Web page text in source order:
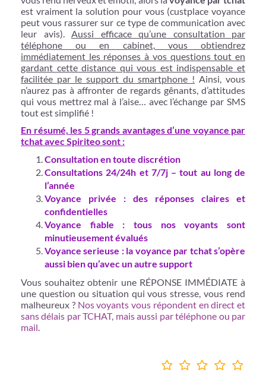
est vraiment la solution pour vous (custplace voyance
peut vous rassurer sur ce type de communication avec
leur avis). Aussi efficace qu’une consultation par
téléphone ou en cabinet, vous obtiendrez
immédiatement les réponses à vos questions tout en
gardant cette distance qui vous est indispensable et
facilitée par le support du smartphone ! Ainsi, vous
n’aurez pas à affronter de regards gênants, d’attitudes
qui vous mettrez mal à l’aise… avec l’échange par SMS
tout est simplifié !
En résumé, les 5 grands avantages d’une voyance par
tchat avec Spiriteo sont :
Consultation en toute discrétion
Consultations 24/24h et 7/7j – tout au long de
l’année
Voyance privée : des réponses claires et
confidentielles
Voyance fiable : tous nos voyants sont
minutieusement évalués
Voyance serieuse : la voyance par tchat s’opère
aussi bien qu’avec un autre support
Vous souhaitez obtenir une RÉPONSE IMMÉDIATE à
une question ou situation qui vous stresse, vous rend
malheureux ? Nos voyants vous répondent en direct et
sans délais par TCHAT, mais aussi par téléphone ou par
mail.